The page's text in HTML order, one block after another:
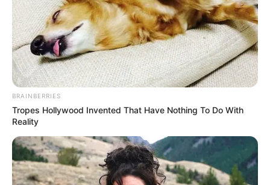
TOVÁBBI LEHETŐSÉGEK
OK, ELFOGADOM
12. Nagyon szokatlan minta jelent meg ezen az összeégett fán.